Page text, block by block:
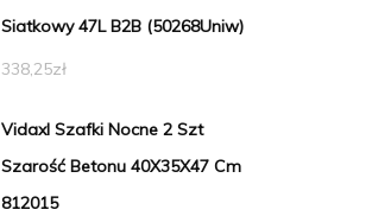
Siatkowy 47L B2B (50268Uniw)
338,25zł
Vidaxl Szafki Nocne 2 Szt
Szarość Betonu 40X35X47 Cm
812015